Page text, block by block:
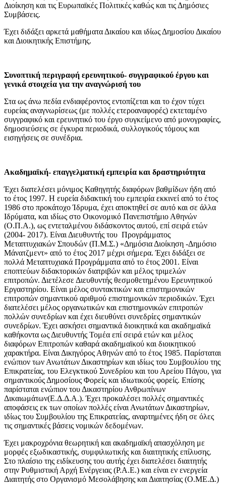
Διοίκηση και τις Ευρωπαϊκές Πολιτικές καθώς και τις Δημόσιες
Συμβάσεις.
Έχει διδάξει αρκετά μαθήματα Δικαίου και ιδίως Δημοσίου Δικαίου
και Διοικητικής Επιστήμης.
Συνοπτική περιγραφή ερευνητικού- συγγραφικού έργου και
γενικά στοιχεία για την αναγνώρισή του
Στα ως άνω πεδία ενδιαφέροντος εντοπίζεται και το έχον τύχει
ευρείας αναγνωρίσεως (με πολλές ετεροαναφορές) εκτεταμένο
συγγραφικό και ερευνητικό του έργο συγκείμενο από μονογραφίες,
δημοσιεύσεις σε έγκυρα περιοδικά, συλλογικούς τόμους και
εισηγήσεις σε συνέδρια.
Ακαδημαϊκή- επαγγελματική εμπειρία και δραστηριότητα
Έχει διατελέσει μόνιμος Καθηγητής διαφόρων βαθμίδων ήδη από
το έτος 1997. Η ευρεία διδακτική του εμπειρία εκκινεί από το έτος
1986 στο προκάτοχο Ίδρυμα, έχει αποκτηθεί σε αυτό και σε άλλα
Ιδρύματα, και ιδίως στο Οικονομικό Πανεπιστήμιο Αθηνών
(Ο.Π.Α.), ως εντεταλμένου διδάσκοντος αυτού, επί σειρά ετών
(2004- 2017). Είναι Διευθυντής του Προγράμματος
Μεταπτυχιακών Σπουδών (Π.Μ.Σ.) «Δημόσια Διοίκηση -Δημόσιο
Μάνατζμεντ» από το έτος 2017 μέχρι σήμερα. Έχει διδάξει σε
πολλά Μεταπτυχιακά Προγράμματα από το έτος 2001. Είναι
εποπτεύων διδακτορικών διατριβών και μέλος τριμελών
επιτροπών. Διετέλεσε Διευθυντής θεσμοθετημένου Ερευνητικού
Εργαστηρίου. Είναι μέλος συντακτικών και επιστημονικών
επιτροπών σημαντικού αριθμού επιστημονικών περιοδικών. Έχει
διατελέσει μέλος οργανωτικών και επιστημονικών επιτροπών
πολλών συνεδρίων και έχει διευθύνει συνεδρίες σημαντικών
συνεδρίων. Έχει ασκήσει σημαντικά διοικητικά και ακαδημαϊκά
καθήκοντα ως Διευθυντής Τομέα επί σειρά ετών και μέλος
διαφόρων Επιτροπών καθαρά ακαδημαϊκού και διοικητικού
χαρακτήρα. Είναι Δικηγόρος Αθηνών από το έτος 1985. Παρίσταται
ενώπιον των Ανωτάτων Δικαστηρίων και ιδίως του Συμβουλίου της
Επικρατείας, του Ελεγκτικού Συνεδρίου και του Αρείου Πάγου, για
σημαντικούς Δημοσίους Φορείς και ιδιωτικούς φορείς. Επίσης
παρίσταται ενώπιον του Δικαστηρίου Ανθρωπίνων
Δικαιωμάτων(Ε.Δ.Δ.Α.). Έχει προκαλέσει πολλές σημαντικές
αποφάσεις εκ των οποίων πολλές είναι Ανωτάτων Δικαστηρίων,
ιδίως του Συμβουλίου της Επικρατείας, αναρτημένες ήδη σε όλες
τις σημαντικές βάσεις νομικών δεδομένων.
Έχει μακροχρόνια θεωρητική και ακαδημαϊκή απασχόληση με
μορφές εξωδικαστικής, συμφιλιωτικής και διαιτητικής επίλυσης.
Στο πλαίσιο της ειδίκευσης του αυτής έχει διατελέσει διαιτητής
στην Ρυθμιστική Αρχή Ενέργειας (Ρ.Α.Ε.) και είναι εν ενεργεία
Διαιτητής στο Οργανισμό Μεσολάβησης και Διαιτησίας (Ο.ΜΕ.Δ.)